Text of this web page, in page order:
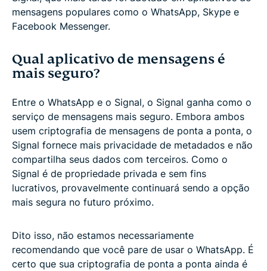
mensagens populares como o WhatsApp, Skype e
Facebook Messenger.
Qual aplicativo de mensagens é
mais seguro?
Entre o WhatsApp e o Signal, o Signal ganha como o
serviço de mensagens mais seguro. Embora ambos
usem criptografia de mensagens de ponta a ponta, o
Signal fornece mais privacidade de metadados e não
compartilha seus dados com terceiros. Como o
Signal é de propriedade privada e sem fins
lucrativos, provavelmente continuará sendo a opção
mais segura no futuro próximo.
Dito isso, não estamos necessariamente
recomendando que você pare de usar o WhatsApp. É
certo que sua criptografia de ponta a ponta ainda é